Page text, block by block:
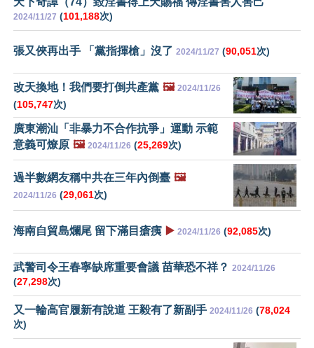
2024/11/27 (101,188次)
張又俠再出手 「黨指揮槍」沒了 2024/11/27 (90,051次)
改天換地！我們要打倒共產黨 🖼️ 2024/11/26
(105,747次)
廣東潮汕「非暴力不合作抗爭」運動 示範
意義可燎原 🖼️ 2024/11/26 (25,269次)
過半數網友稱中共在三年內倒臺 🖼️
2024/11/26 (29,061次)
海南自貿島爛尾 留下滿目瘡痍 ▶️ 2024/11/26 (92,085次)
武警司令王春寧缺席重要會議 苗華恐不祥？ 2024/11/26
(27,298次)
又一輪高官履新有說道 王毅有了新副手 2024/11/26 (78,024
次)